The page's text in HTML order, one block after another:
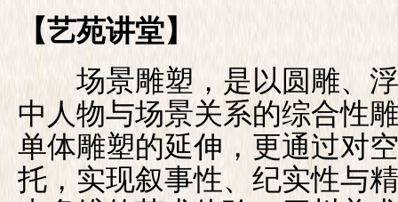
【艺苑讲堂】
场景雕塑，是以圆雕、浮
中人物与场景关系的综合性
单体雕塑的延伸，更通过对
托，实现叙事性、纪实性与